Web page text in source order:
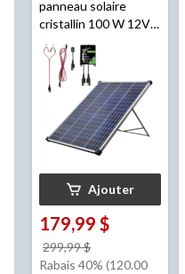
panneau solaire
cristallin 100 W 12V
avec support et
contrôleur de charge
Ajouter
179,99 $
299,99 $
était
Rabais 40% (120.00